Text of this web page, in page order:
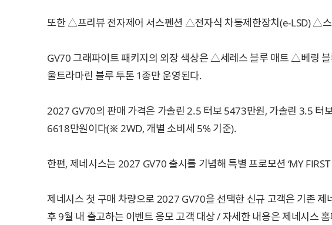
또한 △프리뷰 전자제어 서스펜션 △전자식 차동제한장치(e-LSD) △
GV70 그래파이트 패키지의 외장 색상은 △세레스 블루 매트 △베링
울트라마린 블루 투톤 1종만 운영된다.
2027 GV70의 판매 가격은 가솔린 2.5 터보 5473만원, 가솔린 3.5
6618만원이다(※ 2WD, 개별 소비세 5% 기준).
한편, 제네시스는 2027 GV70 출시를 기념해 특별 프로모션 ‘MY FIRST
제네시스 첫 구매 차량으로 2027 GV70을 선택한 신규 고객은 기존
후 9월 내 출고하는 이벤트 응모 고객 대상 / 자세한 내용은 제네시스